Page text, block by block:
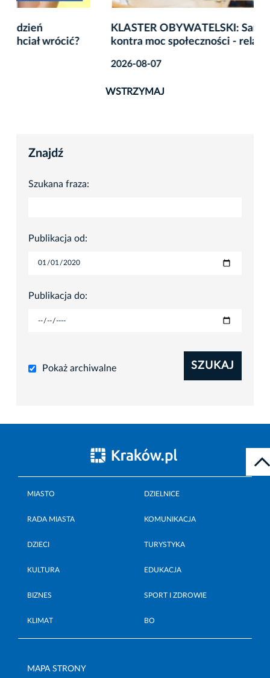
KLASTER OBYWATELSKI: Samotność w sieci
kontra moc społeczności - relacja ze spotkania
WSTRZYMAJ
Znajdź
Szukana fraza:
Publikacja od:
Publikacja do:
Pokaż archiwalne SZUKAJ
MIASTO DZIELNICE
RADA MIASTA KOMUNIKACJA
DZIECI TURYSTYKA
KULTURA EDUKACJA
BIZNES SPORT I ZDROWIE
KLIMAT BO
MAPA STRONY